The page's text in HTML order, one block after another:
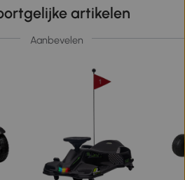
artikelen
Aanbevelen